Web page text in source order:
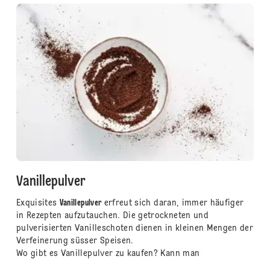
Vanillepulver
Exquisites Vanillepulvererfreut sich daran, immer häufiger
in Rezepten aufzutauchen. Die getrockneten und
pulverisierten Vanilleschoten dienen in kleinen Mengen der
Verfeinerung süsser Speisen.
Wo gibt es Vanillepulver zu kaufen? Kann man